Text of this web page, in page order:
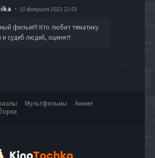
10 февраля 2022 12:03
фильм!!! Кто любит тематику
и судеб людей, оценят!
Мультфильмы
Аниме